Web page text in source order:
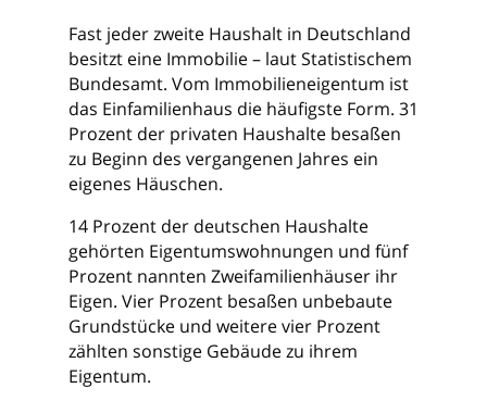
Fast jeder zweite Haushalt in Deutschland
besitzt eine Immobilie – laut Statistischem
Bundesamt. Vom Immobilieneigentum ist
das Einfamilienhaus die häufigste Form. 31
Prozent der privaten Haushalte besaßen
zu Beginn des vergangenen Jahres ein
eigenes Häuschen.
14 Prozent der deutschen Haushalte
gehörten Eigentumswohnungen und fünf
Prozent nannten Zweifamilienhäuser ihr
Eigen. Vier Prozent besaßen unbebaute
Grundstücke und weitere vier Prozent
zählten sonstige Gebäude zu ihrem
Eigentum.